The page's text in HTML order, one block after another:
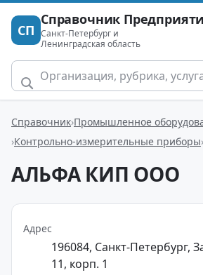
СП
Справочник
Санкт-Петербург и
Ленинградская область
Справочник Промышленное
Контрольно-измерительные приборы
АЛЬФА КИП ООО
Адрес
196084, Санкт-Петербург,
11, корп. 1